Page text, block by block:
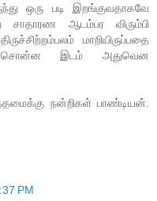
ஒரு படி இறங்குவதாகவே
சாதாரண ஆடம்பர விரும்பி
மாறியிருப்பதை
சொன்ன இடம் அதுவென
நன்றிகள் பாண்டியன்.
PM